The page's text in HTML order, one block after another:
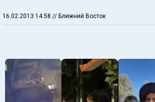
16.02.2013 14:58 // Ближний Восток